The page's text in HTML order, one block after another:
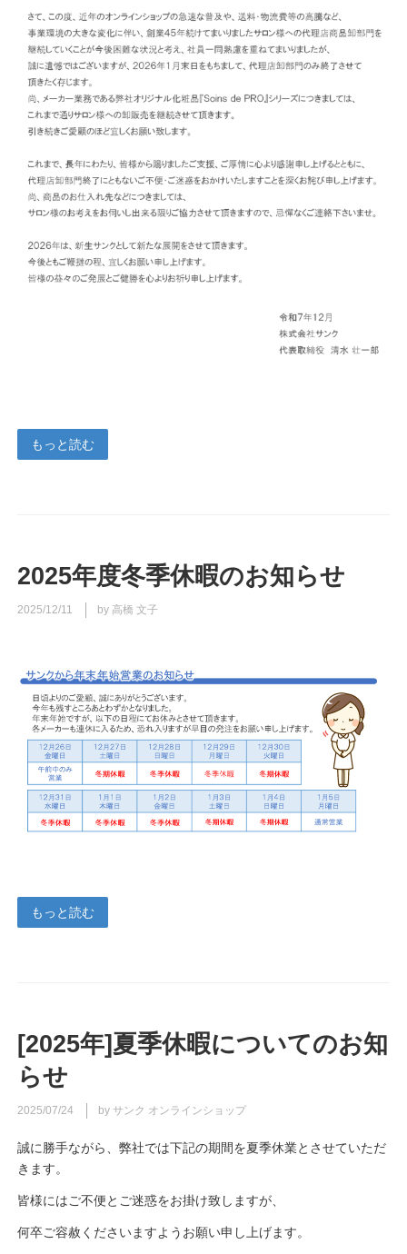
もっと読む
2025年度冬季休暇のお知らせ
2025/12/11 by 高橋 文子
もっと読む
[2025年]夏季休暇についてのお知
らせ
2025/07/24 by サンク オンラインショップ
誠に勝手ながら、弊社では下記の期間を夏季休業とさせていただ
きます。
皆様にはご不便とご迷惑をお掛け致しますが、
何卒ご容赦くださいますようお願い申し上げます。